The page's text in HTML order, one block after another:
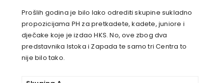
Prošlih godina je bilo lako odrediti skupine sukladno
propozicijama PH za pretkadete, kadete, juniore i
dječake koje je izdao HKS. No, ove zbog dva
predstavnika Istoka i Zapada te samo tri Centra to
nije bilo tako.